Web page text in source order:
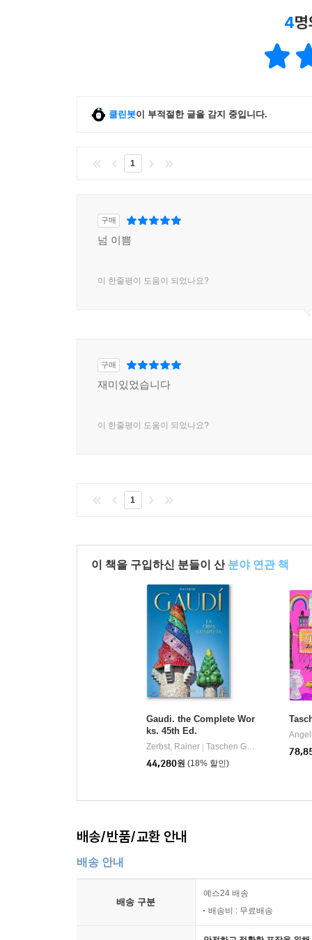
4
클린봇이 부적절한 글을 감지 중입니다.
1
구매
넘 이쁨
이 한줄평이 도움이 되었나요?
구매
재미있었습니다
이 한줄평이 도움이 되었나요?
1
이 책을 구입하신 분들이 산 분야 연관 책
Gaudi. the Complete Wor
ks. 45th Ed.
Zerbst, Rainer
Taschen GmbH
44,280원 (18% 할인)
배송/반품/교환 안내
배송 안내
배송 구분
예스24 배송
배송비 : 무료배송